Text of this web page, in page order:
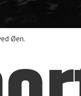
Øen.